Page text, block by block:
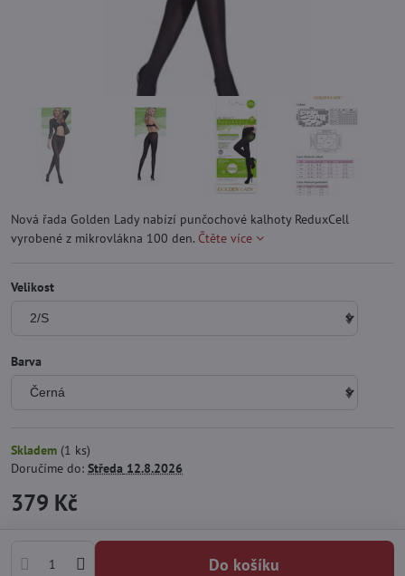
Nová řada Golden Lady nabízí punčochové kalhoty ReduxCell
vyrobené z mikrovlákna 100 den. Čtěte více
Velikost
Barva
Skladem (1 ks)
Doručíme do: Středa 12.8.2026
379 Kč
Do košíku